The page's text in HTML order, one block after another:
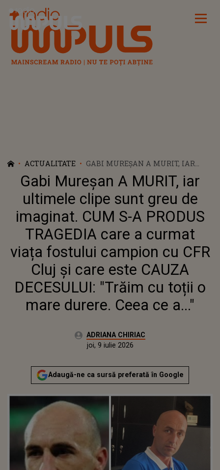
Radio Impuls
ACTUALITATE
GABI MUREȘAN A MURIT, IAR
ULTIMELE CLIPE SUNT GREU DE
IMAGINAT. CUM S-A PRODUS
TRAGEDIA CARE A CURMAT VIAȚA
FOSTULUI CAMPION CU CFR CLUJ
ȘI CARE ESTE CAUZA DECESULUI:
CEEA CE A..."
Gabi Mureșan A MURIT, iar
ultimele clipe sunt greu de
imaginat. CUM S-A PRODUS
TRAGEDIA care a curmat
viața fostului campion cu CFR
Cluj și care este CAUZA
DECESULUI: "Trăim cu toții o
mare durere. Ceea ce a..."
Autor:ADRIANA CHIRIAC
Actualizat:
joi, 9 iulie 2026
Adaugă-ne ca sursă preferată în Google